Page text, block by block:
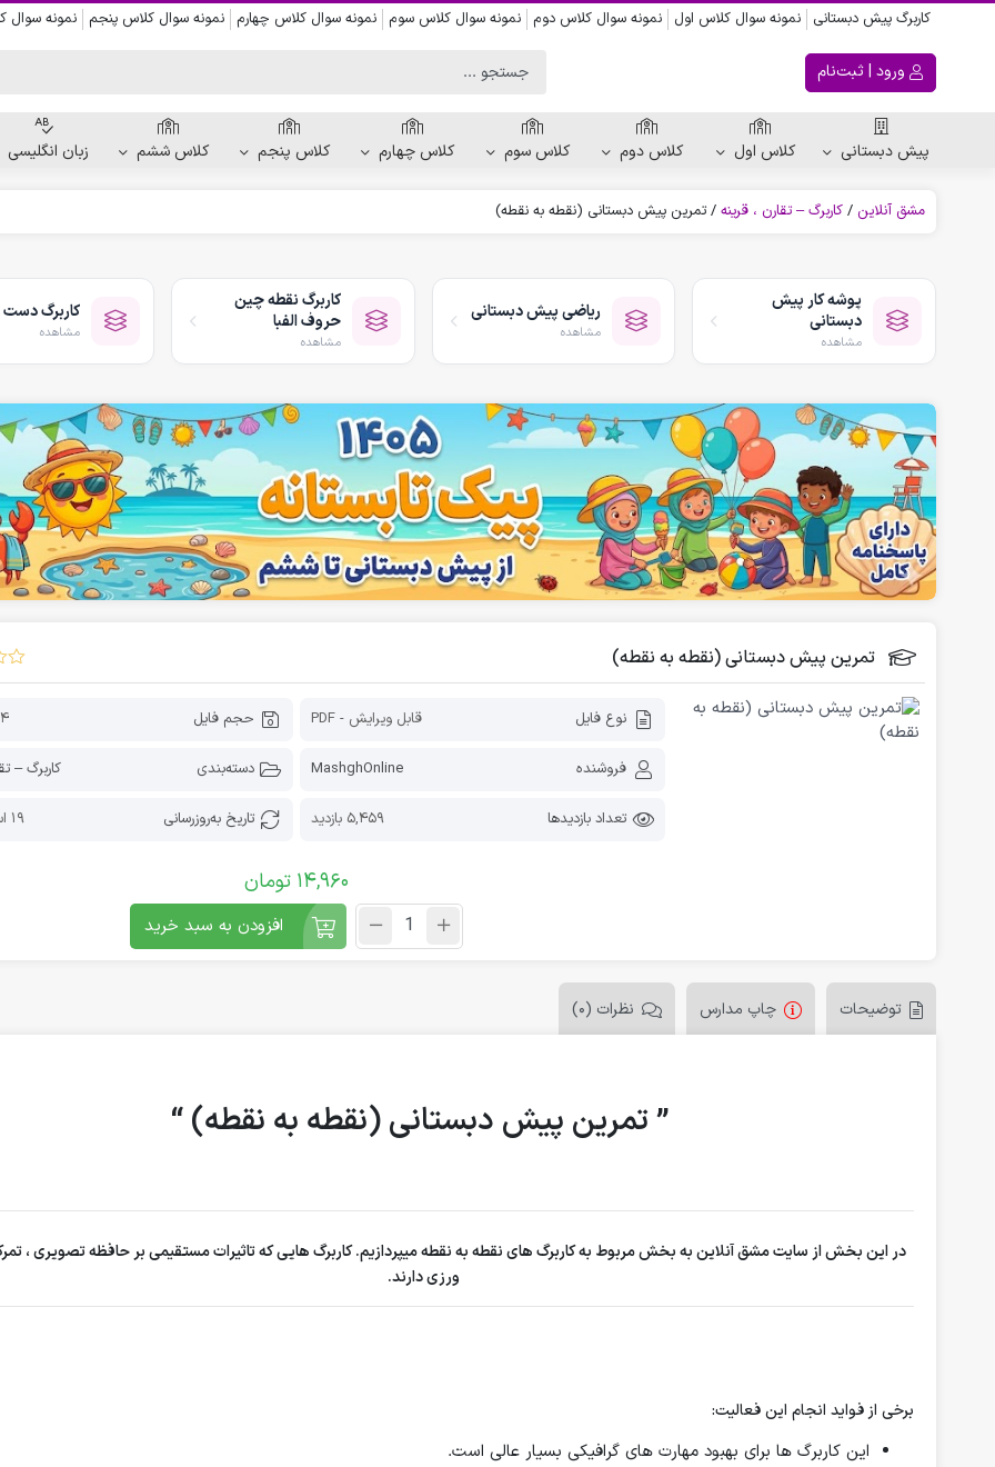
کاربرگ پیش دبستانی نمونه سوال کلاس اول نمونه سوال کلاس دوم نمونه سوال کلاس سوم نمونه سوال کلاس چهارم نمونه سوال کلاس پنجم نمونه
ورود | ثبت‌نام
پیش دبستانی
کاربرگ تقارن ، قرینه
الگویابی پیش دبستانی
کاربرگ نقاشی و رنگ آمیزی
کاربرگ پیش از نوشتن
کاربرگ نقطه چین حروف الفبا
پکیج های پیش دبستانی
کتاب پیش دبستانی
فلش کارت آموزشی
دانلود رایگان کاربرگ پیش دبستانی
کاربرگ هفتگی پیش دبستانی
کلاس اول کلاس دوم کلاس سوم کلاس چهارم کلاس پنجم کلاس ششم زبان انگلیسی
مشق آنلاین /کاربرگ – تقارن ، قرینه /تمرین پیش دبستانی (نقطه به نقطه)
پوشه کار پیش
دبستانی
مشاهده
ریاضی پیش دبستانی
مشاهده
کاربرگ نقطه چین
حروف الفبا
مشاهده
کاربرگ
مشاهده
تمرین پیش دبستانی (نقطه به نقطه)
نوع فایل قابل ویرایش - PDF حجم فایل 64
فروشنده MashghOnline دسته‌بندی کاربرگ –
تعداد بازدیدها 5,459 بازدید تاریخ به‌روز‌رسانی 19 اسفند 1404
14,960 تومان
افزودن به سبد خرید
توضیحات چاپ مدارس نظرات (0)
” تمرین پیش دبستانی (نقطه به نقطه) “
در این بخش از سایت مشق آنلاین به بخش مربوط به کاربرگ های نقطه به نقطه میپردازیم. کاربرگ هایی که تاثیرات مستقیمی بر حافظه تصویری ،
ورزی دارند.
برخی از فواید انجام این فعالیت:
این کاربرگ ها برای بهبودمهارت های گرافیکی بسیار عالی است.